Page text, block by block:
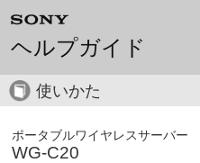
ヘルプガイド
使いかた
ポータブルワイヤレスサーバー
WG-C20